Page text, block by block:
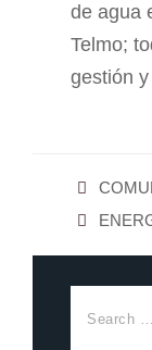
de agua
Telmo;
gestión